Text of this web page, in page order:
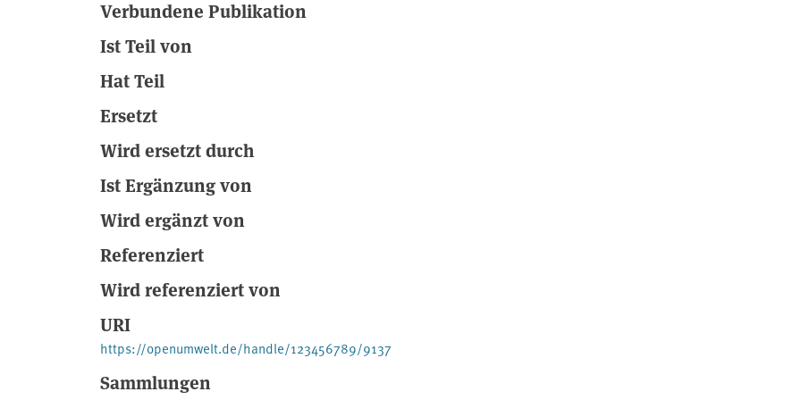
Verbundene Publikation
Ist Teil von
Hat Teil
Ersetzt
Wird ersetzt durch
Ist Ergänzung von
Wird ergänzt von
Referenziert
Wird referenziert von
URI
https://openumwelt.de/handle/123456789/9137
Sammlungen